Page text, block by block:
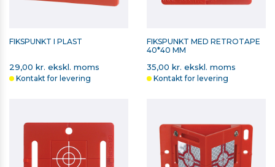
FIKSPUNKT I PLAST
29,00 kr. ekskl. moms
Kontakt for levering
FIKSPUNKT MED RETROTAPE
40*40 MM
35,00 kr. ekskl. moms
Kontakt for levering